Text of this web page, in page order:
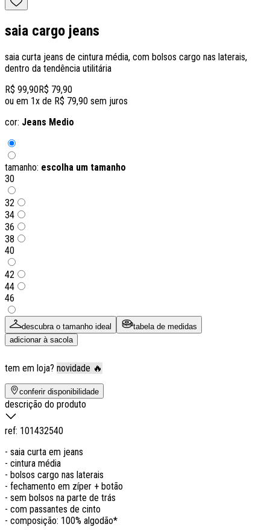
saia cargo jeans
saia curta jeans de cintura média, com bolsos cargo nas laterais,
dentro da tendência utilitária
R$ 99,90R$ 79,90
ou em 1x de R$ 79,90 sem juros
cor: Jeans Medio
tamanho: escolha um tamanho
30
32
34
36
38
40
42
44
46
descubra o tamanho ideal
tabela de medidas
adicionar à sacola
tem em loja? novidade 🔥
conferir disponibilidade
descrição do produto
ref: 101432540
- saia curta em jeans
- cintura média
- bolsos cargo nas laterais
- fechamento em zíper + botão
- sem bolsos na parte de trás
- com passantes de cinto
- composição: 100% algodão*